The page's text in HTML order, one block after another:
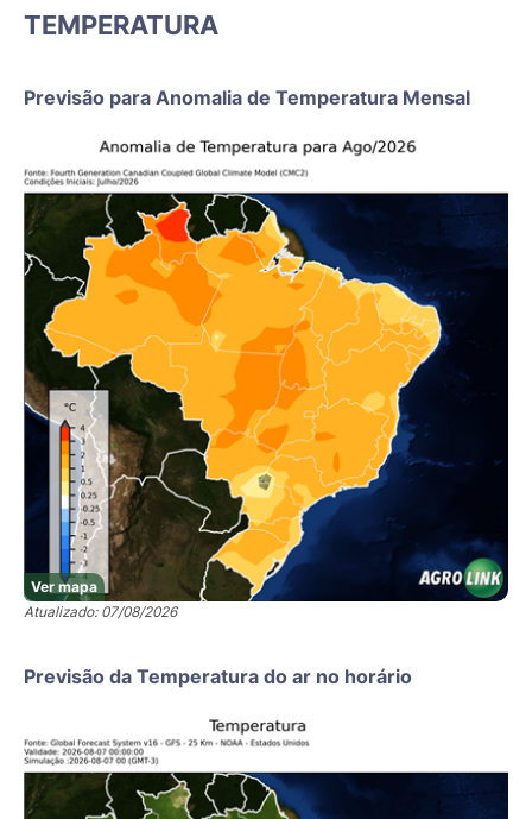
TEMPERATURA
Previsão para Anomalia de Temperatura Mensal
Ver mapa
Atualizado: 07/08/2026
Previsão da Temperatura do ar no horário